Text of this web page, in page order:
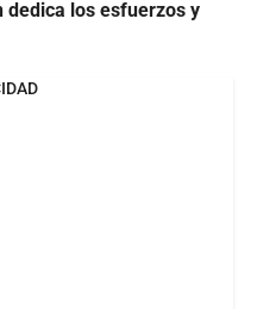
dedica los esfuerzos y